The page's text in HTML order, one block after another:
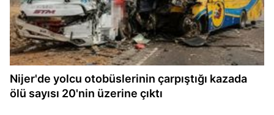
Nijer'de yolcu otobüslerinin çarpıştığı kazada
ölü sayısı 20'nin üzerine çıktı